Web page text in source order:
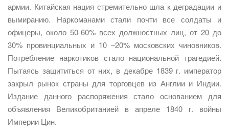
армии. Китайская нация стремительно шла к деградации и
вымиранию. Наркоманами стали почти все солдаты и
офицеры, около 50-60% всех должностных лиц, от 20 до
30% провинциальных и 10 –20% московских чиновников.
Потребление наркотиков стало национальной трагедией.
Пытаясь защититься от них, в декабре 1839 г. император
закрыл рынок страны для торговцев из Англии и Индии.
Издание данного распоряжения стало основанием для
объявления Великобританией в апреле 1840 г. войны
Империи Цин.